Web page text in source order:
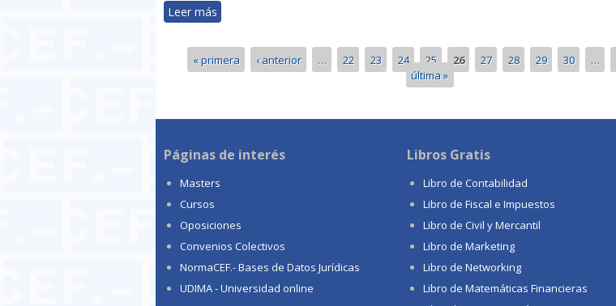
Leer más
Páginas
« primera ‹ anterior … 22 23 24 25 26 27 28 29 30 …
última »
Páginas de interés
Masters
Cursos
Oposiciones
Convenios Colectivos
NormaCEF.- Bases de Datos Jurídicas
UDIMA - Universidad online
Libros Gratis
Libro de Contabilidad
Libro de Fiscal e Impuestos
Libro de Civil y Mercantil
Libro de Marketing
Libro de Networking
Libro de Matemáticas Financieras